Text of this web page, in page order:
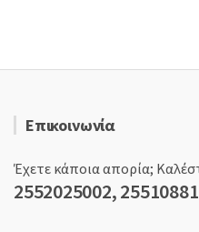
Επικοινωνία
Έχετε κάποια απορία;
2552025002,